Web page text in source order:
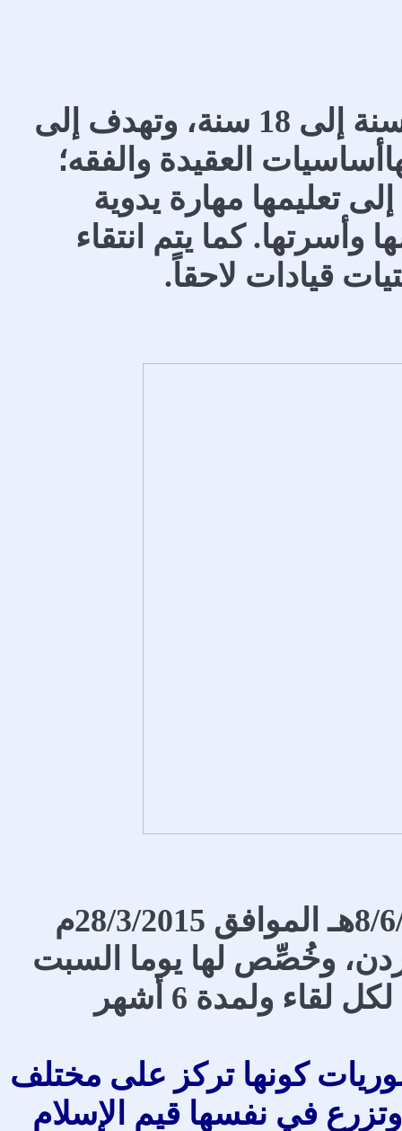
تستهدف الدورة الفتيات من عمر الـ14 سنة إلى 18 سنة، وتهدف إلى
العقيدة والفقه؛
إلى تعليمها مهارة يدوية
كما يتم انتقاء
قيادات لاحقاً.
انطلقت الدورة يوم السبت بتاريخ 8/6/1436هـ الموافق 28/3/2015م
وخُصِّص لها يوما السبت
والثلاثاء من كل أسبوع بمعدل 4 ساعات لكل لقاء ولمدة 6 أشهر
كونها تركز على مختلف
في نفسها قيم الإسلام